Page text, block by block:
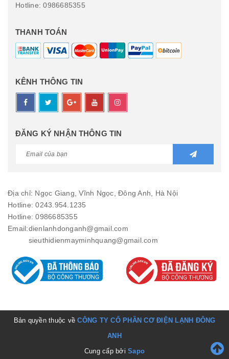
Hotline: 0986685355
THANH TOÁN
KÊNH THÔNG TIN
ĐĂNG KÝ NHẬN THÔNG TIN
Địa chỉ: Ngọc Giang, Vĩnh Ngọc, Đông Anh, Hà Nội
Hotline: 0243.954.1235
Hotline: 0986685355
Email:dienlanhdonganh@gmail.com
sieuthidienmayminhquang@gmail.com
Bản quyền thuộc vềCÔNG TY CỔ PHẦN CƠ ĐIỆN LẠNH ĐÔNG
ANH
Cung cấp bởiSapo